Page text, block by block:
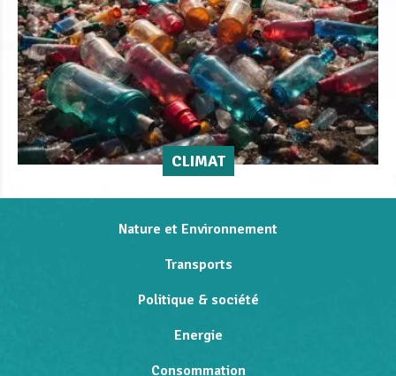
CLIMAT
Nature et Environnement
Transports
Politique & société
Energie
Consommation